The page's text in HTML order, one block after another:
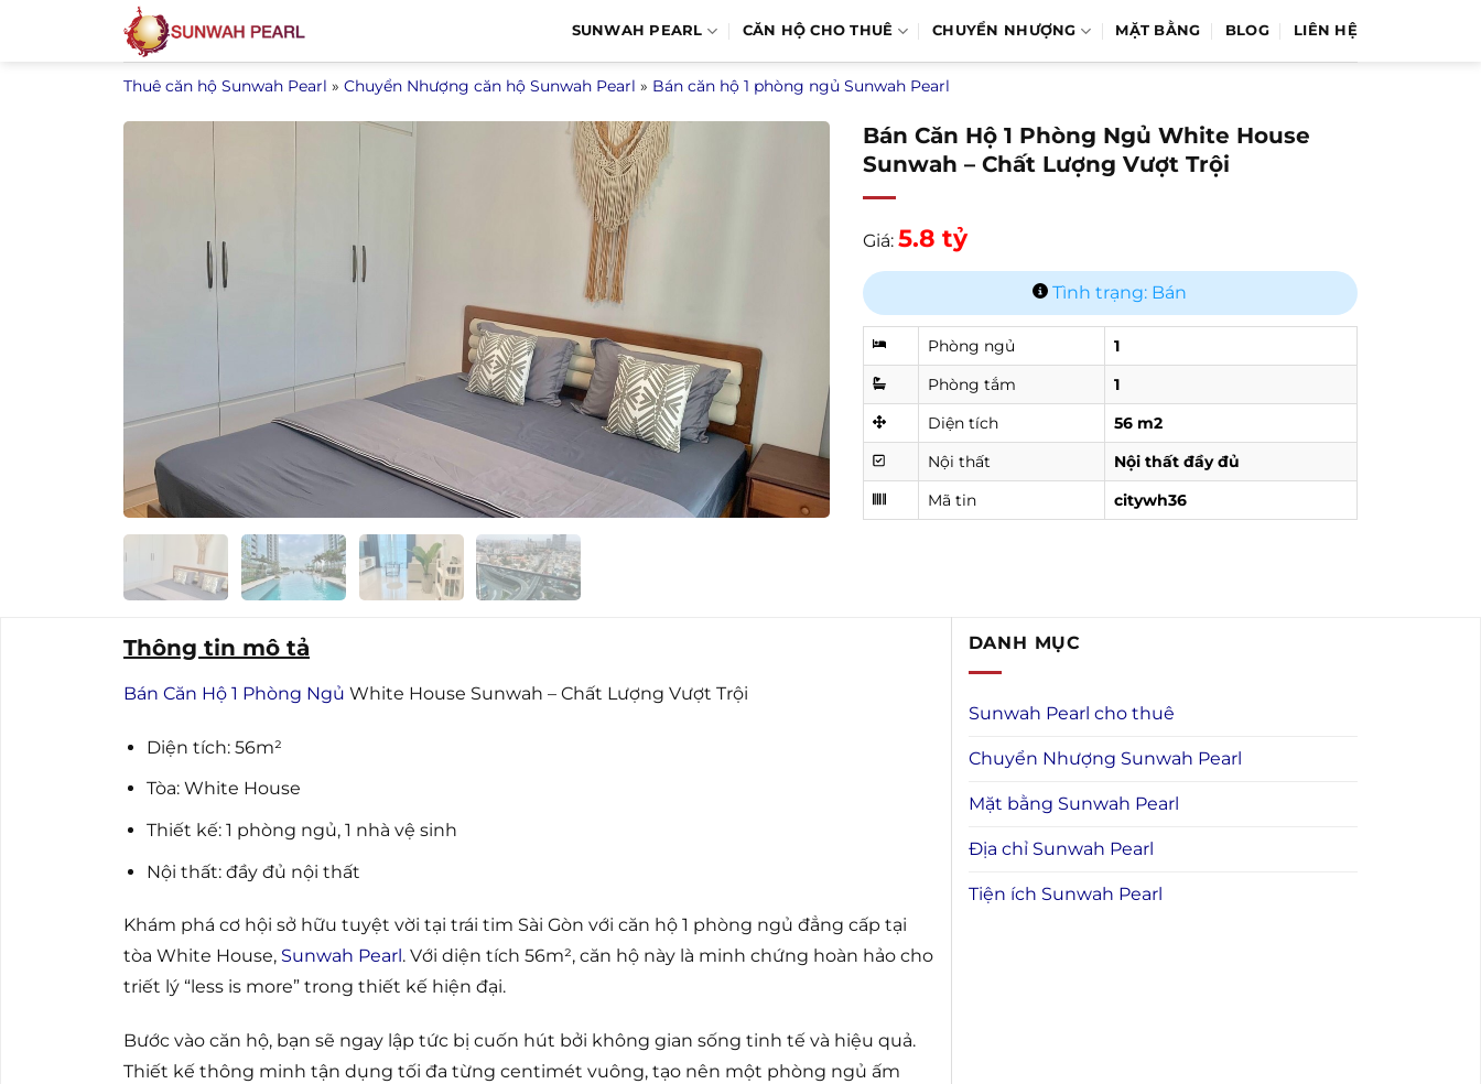
SUNWAH PEARL CĂN HỘ CHO THUÊ CHUYỂN NHƯỢNG MẶT BẰNG BLOG LIÊN HỆ
Thuê căn hộ Sunwah Pearl » Chuyển Nhượng căn hộ Sunwah Pearl » Bán căn hộ 1 phòng ngủ Sunwah Pearl
Bán Căn Hộ 1 Phòng Ngủ White House
Sunwah – Chất Lượng Vượt Trội
Giá: 5.8 tỷ
Tình trạng: Bán
Phòng ngủ
1
Phòng tắm
1
Diện tích
56 m2
Nội thất
Nội thất đầy đủ
Mã tin
citywh36
Thông tin mô tả
Bán Căn Hộ 1 Phòng Ngủ White House Sunwah – Chất Lượng Vượt Trội
Diện tích: 56m²
Tòa: White House
Thiết kế: 1 phòng ngủ, 1 nhà vệ sinh
Nội thất: đầy đủ nội thất
Khám phá cơ hội sở hữu tuyệt vời tại trái tim Sài Gòn với căn hộ 1 phòng ngủ đẳng cấp tại
tòa White House, Sunwah Pearl . Với diện tích 56m², căn hộ này là minh chứng hoàn hảo cho
triết lý “less is more” trong thiết kế hiện đại.
Bước vào căn hộ, bạn sẽ ngay lập tức bị cuốn hút bởi không gian sống tinh tế và hiệu quả.
Thiết kế thông minh tận dụng tối đa từng centimét vuông, tạo nên một phòng ngủ ấm
DANH MỤC
Sunwah Pearl cho thuê
Chuyển Nhượng Sunwah Pearl
Mặt bằng Sunwah Pearl
Địa chỉ Sunwah Pearl
Tiện ích Sunwah Pearl